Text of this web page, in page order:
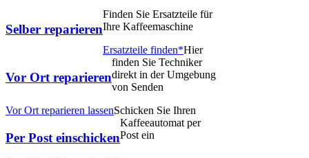
Selber reparieren
Finden Sie Ersatzteile für
Ihre Kaffeemaschine
Ersatzteile finden*
Vor Ort reparieren
Hier
finden Sie Techniker
direkt in der Umgebung
von Senden
Vor Ort reparieren lassen
Per Post einschicken
Schicken Sie Ihren
Kaffeeautomat per
Post ein